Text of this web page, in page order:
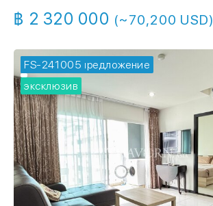
฿ 2 320 000 (~70,200 USD)
FS-241005
🔥 горячее предложение
эксклюзив